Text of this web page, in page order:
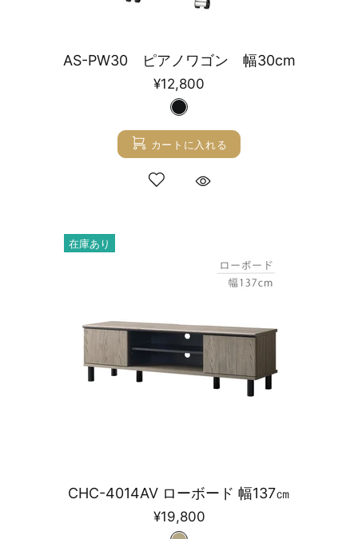
AS-PW30 ピアノワゴン 幅30cm
¥12,800
カートに入れる
在庫あり
CHC-4014AV ローボード 幅137㎝
¥19,800